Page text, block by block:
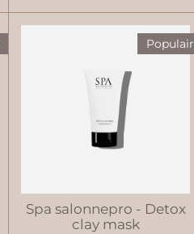
Populair
Spa salonnepro - Detox
clay mask